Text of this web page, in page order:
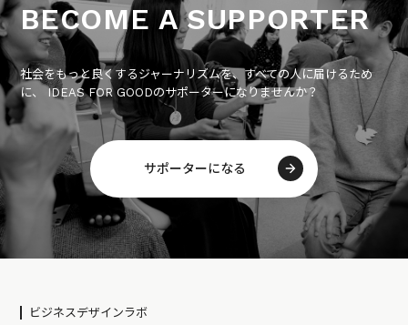
BECOME A SUPPORTER
社会をもっと良くするジャーナリズムを、すべての人に届けるため
に、 IDEAS FOR GOODのサポーターになりませんか？
サポーターになる
ビジネスデザインラボ